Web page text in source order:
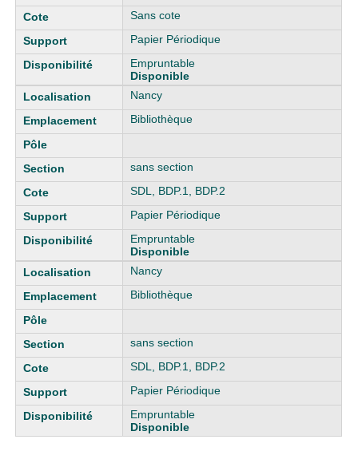
Sans cote
Papier Périodique
Empruntable
Disponible
Nancy
Bibliothèque
sans section
SDL, BDP.1, BDP.2
Papier Périodique
Empruntable
Disponible
Nancy
Bibliothèque
sans section
SDL, BDP.1, BDP.2
Papier Périodique
Empruntable
Disponible